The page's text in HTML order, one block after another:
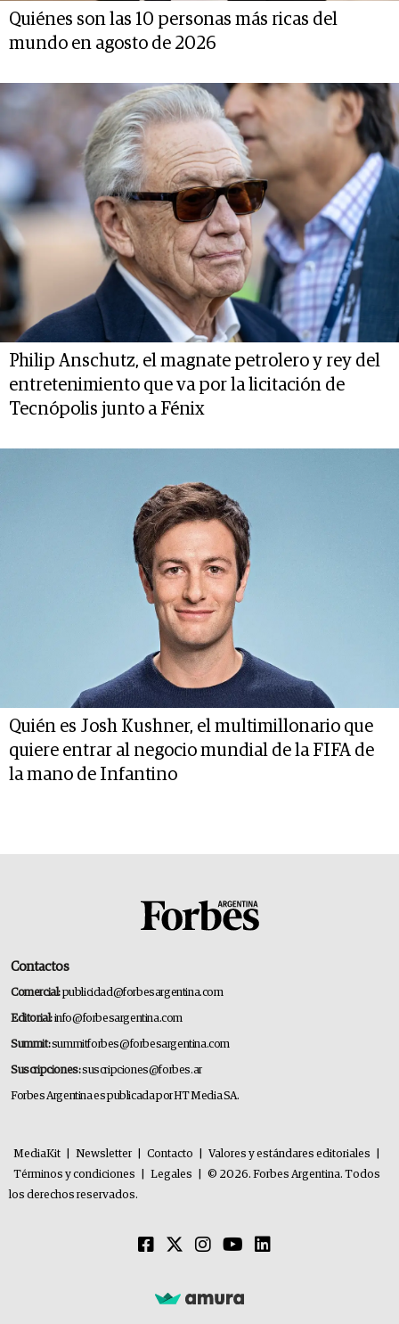
Quiénes son las 10 personas más ricas del
mundo en agosto de 2026
Philip Anschutz, el magnate petrolero y rey del
entretenimiento que va por la licitación de
Tecnópolis junto a Fénix
Quién es Josh Kushner, el multimillonario que
quiere entrar al negocio mundial de la FIFA de
la mano de Infantino
Contactos
Comercial:publicidad@forbesargentina.com
Editorial:info@forbesargentina.com
Summit:summitforbes@forbesargentina.com
Suscripciones:suscripciones@forbes.ar
Forbes Argentina es publicada por HT Media SA.
MediaKit Newsletter Contacto Valores y estándares editoriales
Términos y condiciones
Legales
© 2026. Forbes Argentina. Todos
los derechos reservados.